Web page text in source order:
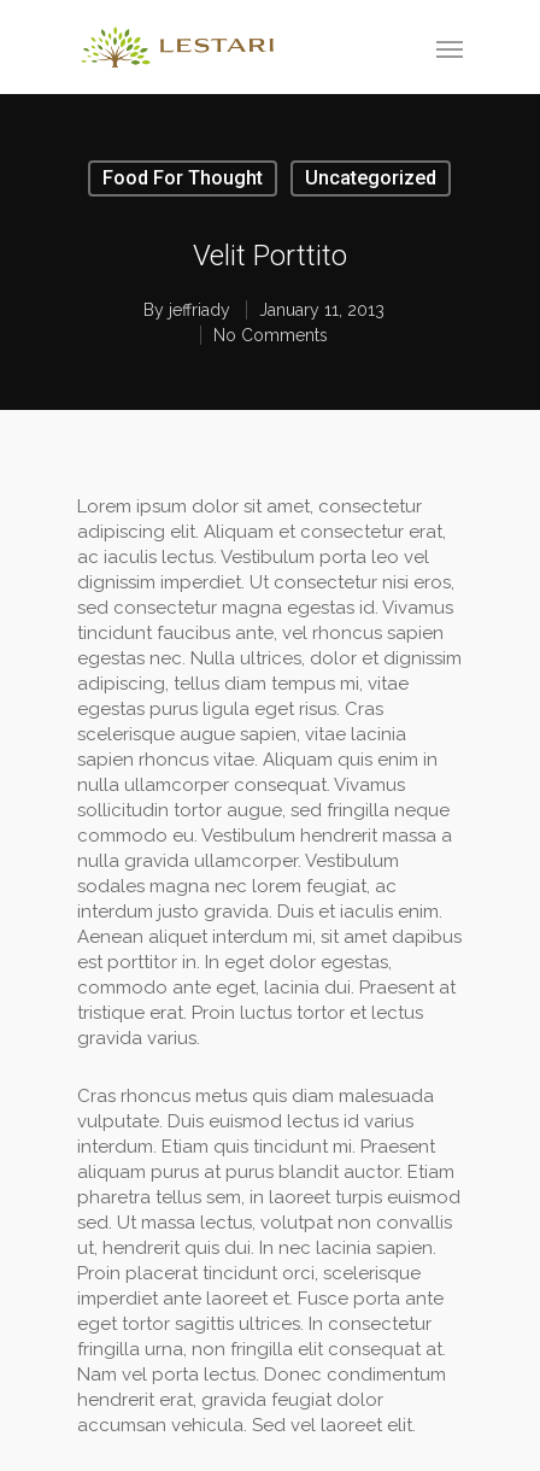
Food For Thought Uncategorized
Velit Porttito
By jeffriady
January 11, 2013
No Comments
Lorem ipsum dolor sit amet, consectetur
adipiscing elit. Aliquam et consectetur erat,
ac iaculis lectus. Vestibulum porta leo vel
dignissim imperdiet. Ut consectetur nisi eros,
sed consectetur magna egestas id. Vivamus
tincidunt faucibus ante, vel rhoncus sapien
egestas nec. Nulla ultrices, dolor et dignissim
adipiscing, tellus diam tempus mi, vitae
egestas purus ligula eget risus. Cras
scelerisque augue sapien, vitae lacinia
sapien rhoncus vitae. Aliquam quis enim in
nulla ullamcorper consequat. Vivamus
sollicitudin tortor augue, sed fringilla neque
commodo eu. Vestibulum hendrerit massa a
nulla gravida ullamcorper. Vestibulum
sodales magna nec lorem feugiat, ac
interdum justo gravida. Duis et iaculis enim.
Aenean aliquet interdum mi, sit amet dapibus
est porttitor in. In eget dolor egestas,
commodo ante eget, lacinia dui. Praesent at
tristique erat. Proin luctus tortor et lectus
gravida varius.
Cras rhoncus metus quis diam malesuada
vulputate. Duis euismod lectus id varius
interdum. Etiam quis tincidunt mi. Praesent
aliquam purus at purus blandit auctor. Etiam
pharetra tellus sem, in laoreet turpis euismod
sed. Ut massa lectus, volutpat non convallis
ut, hendrerit quis dui. In nec lacinia sapien.
Proin placerat tincidunt orci, scelerisque
imperdiet ante laoreet et. Fusce porta ante
eget tortor sagittis ultrices. In consectetur
fringilla urna, non fringilla elit consequat at.
Nam vel porta lectus. Donec condimentum
hendrerit erat, gravida feugiat dolor
accumsan vehicula. Sed vel laoreet elit.